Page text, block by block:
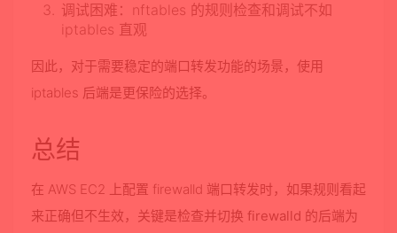
调试困难 ：nftables 的规则检查和调试不如
iptables 直观
因此，对于需要稳定的端口转发功能的场景，使用
iptables 后端是更保险的选择。
总结
在 AWS EC2 上配置 firewalld 端口转发时，如果规则看起
来正确但不生效， 关键是检查并切换 firewalld 的后端为